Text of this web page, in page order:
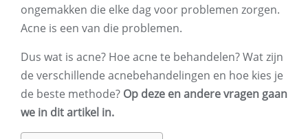
ongemakken die elke dag voor problemen zorgen.
Acne is een van die problemen.
Dus wat is acne? Hoe acne te behandelen? Wat zijn
de verschillende acnebehandelingen en hoe kies je
de beste methode? Op deze en andere vragen gaan
we in dit artikel in.